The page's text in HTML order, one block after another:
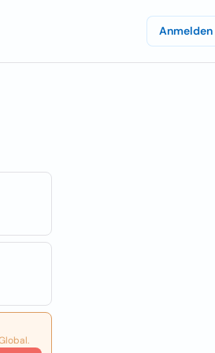
Anmelden